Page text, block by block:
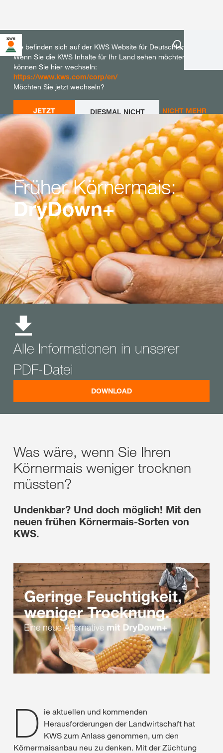
Sie befinden sich auf der KWS Website für Deutschland.
Wenn Sie die KWS Inhalte für Ihr Land sehen möchten,
können Sie hier wechseln:
https://www.kws.com/corp/en/
Möchten Sie jetzt wechseln?
JETZT
WECHSELN
DIESMAL NICHT
NICHT MEHR
FRAGEN
Früher Körnermais:
DryDown+
Alle Informationen in unserer
PDF-Datei
DOWNLOAD
Was wäre, wenn Sie Ihren
Körnermais weniger trocknen
müssten?
Undenkbar? Und doch möglich! Mit den
neuen frühen Körnermais-Sorten von
KWS.
D ie aktuellen und kommenden
Herausforderungen der Landwirtschaft hat
KWS zum Anlass genommen, um den
Körnermaisanbau neu zu denken. Mit der Züchtung